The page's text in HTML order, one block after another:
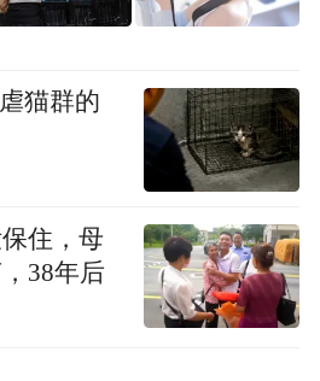
具备突发性和极端破坏力
，它是极不稳定的大气
发出的一种极端旋涡。
，通常从产生
经之处会遭受相当猛烈的
弱到强可达11级到17级
猫群的
住，母
38年后